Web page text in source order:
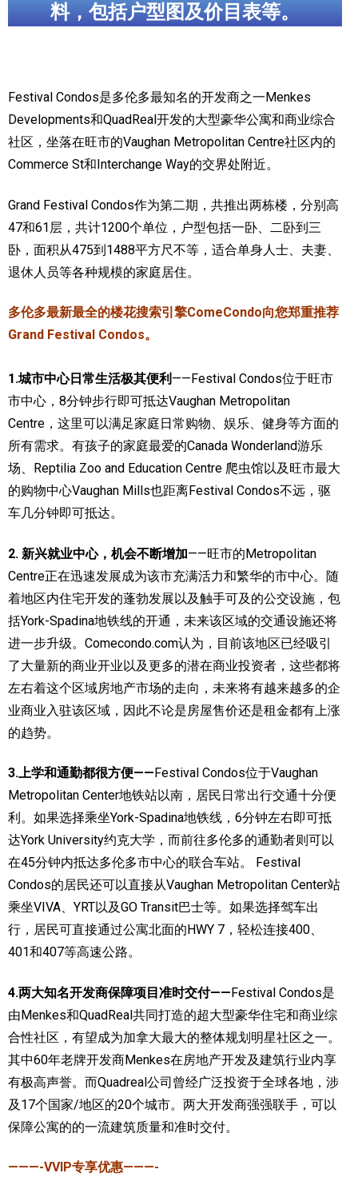
地产杂谈
为什么移民加拿大
加拿大的历史文化
加拿大社会保险系统
定居安大略省
安大略省免费医疗保险
加拿大的福利制度
吃货眼中的加拿大地图
料，包括户型图及价目表等。
Festival Condos是多伦多最知名的开发商之一Menkes
Developments和QuadReal开发的大型豪华公寓和商业综合
社区，坐落在旺市的Vaughan Metropolitan Centre社区内的
Commerce St和Interchange Way的交界处附近。
Grand Festival Condos作为第二期，共推出两栋楼，分别高
47和61层，共计1200个单位，户型包括一卧、二卧到三
卧，面积从475到1488平方尺不等，适合单身人士、夫妻、
退休人员等各种规模的家庭居住。
多伦多最新最全的楼花搜索引擎ComeCondo向您郑重推荐
Grand Festival Condos。
1.城市中心日常生活极其便利 ——Festival Condos位于旺市
市中心，8分钟步行即可抵达Vaughan Metropolitan
Centre，这里可以满足家庭日常购物、娱乐、健身等方面的
所有需求。有孩子的家庭最爱的Canada Wonderland游乐
场、Reptilia Zoo and Education Centre 爬虫馆以及旺市最大
的购物中心Vaughan Mills也距离Festival Condos不远，驱
车几分钟即可抵达。
2. 新兴就业中心，机会不断增加——旺市的Metropolitan
Centre正在迅速发展成为该市充满活力和繁华的市中心。随
着地区内住宅开发的蓬勃发展以及触手可及的公交设施，包
括York-Spadina地铁线的开通，未来该区域的交通设施还将
进一步升级。Comecondo.com认为，目前该地区已经吸引
了大量新的商业开业以及更多的潜在商业投资者，这些都将
左右着这个区域房地产市场的走向，未来将有越来越多的企
业商业入驻该区域，因此不论是房屋售价还是租金都有上涨
的趋势。
3.上学和通勤都很方便—— Festival Condos位于Vaughan
Metropolitan Center地铁站以南，居民日常出行交通十分便
利。如果选择乘坐York-Spadina地铁线，6分钟左右即可抵
达York University约克大学，而前往多伦多的通勤者则可以
在45分钟内抵达多伦多市中心的联合车站。 Festival
Condos的居民还可以直接从Vaughan Metropolitan Center站
乘坐VIVA、YRT以及GO Transit巴士等。如果选择驾车出
行，居民可直接通过公寓北面的HWY 7，轻松连接400、
401和407等高速公路。
4.两大知名开发商保障项目准时交付——Festival Condos是
由Menkes和QuadReal共同打造的超大型豪华住宅和商业综
合性社区，有望成为加拿大最大的整体规划明星社区之一。
其中60年老牌开发商Menkes在房地产开发及建筑行业内享
有极高声誉。而Quadreal公司曾经广泛投资于全球各地，涉
及17个国家/地区的20个城市。两大开发商强强联手， 可以
保障公寓的的一流建筑质量和准时交付。
———-VVIP专享优惠———-